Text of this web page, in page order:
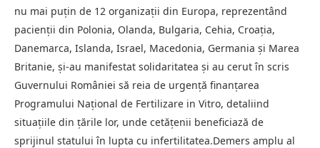
nu mai puțin de 12 organizații din Europa, reprezentând
pacienții din Polonia, Olanda, Bulgaria, Cehia, Croația,
Danemarca, Islanda, Israel, Macedonia, Germania și Marea
Britanie, și-au manifestat solidaritatea și au cerut în scris
Guvernului României să reia de urgență finanțarea
Programului Național de Fertilizare in Vitro, detaliind
situațiile din țările lor, unde cetățenii beneficiază de
sprijinul statului în lupta cu infertilitatea.Demers amplu al